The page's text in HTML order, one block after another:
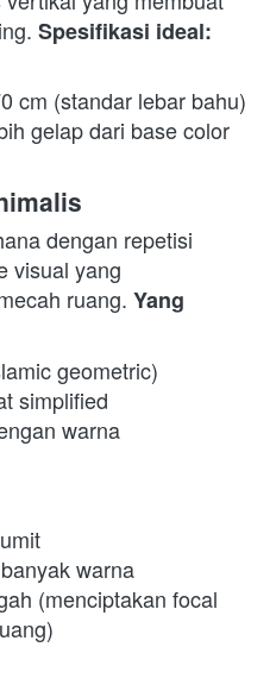
Spesifikasi ideal:
cm (standar lebar bahu)
gelap dari base color
dengan repetisi
visual yang
ruang. Yang
geometric)
simplified
warna
warna
(menciptakan focal